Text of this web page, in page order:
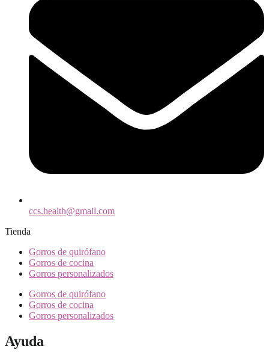
ccs.health@gmail.com
Tienda
Gorros de quirófano
Gorros de cocina
Gorros personalizados
Gorros de quirófano
Gorros de cocina
Gorros personalizados
Ayuda